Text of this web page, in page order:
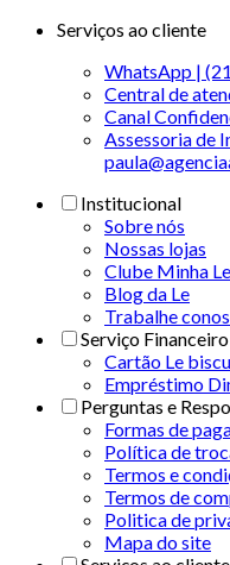
Serviços ao cliente
WhatsApp |
Central de
Canal
Assessoria de
Institucional
Sobre nós
Nossas lojas
Clube Minha Le
Blog da Le
Trabalhe
Serviço Financeiro
Cartão Le
Empréstimo
Perguntas e
Formas de
Política de
Termos e
Termos de
Politica de
Mapa do site